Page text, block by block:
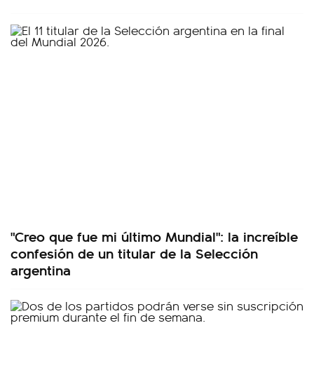
"Creo que fue mi último Mundial": la increíble
confesión de un titular de la Selección
argentina